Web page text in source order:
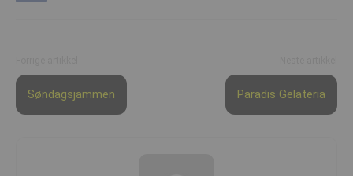
Søndagsjammen Paradis Gelateria